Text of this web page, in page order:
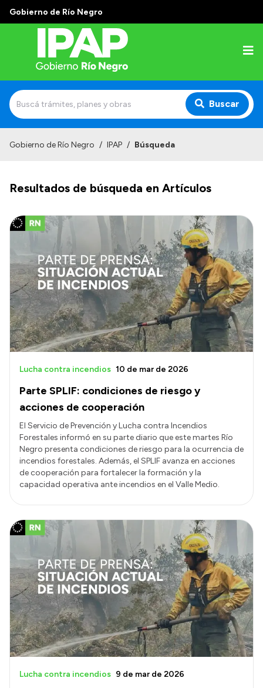
Gobierno de Río Negro
Buscar
El IPAP
Autoridades
Alumnos
Docentes y Capacitadores
Delegaciones
Normativa
Accesos directos
SIU GUARANÍ
TECNICATURAS
CAPACITACIONES
Gobierno de Río Negro / IPAP / Búsqueda
Resultados de búsqueda en Artículos
Parte SPLIF: condiciones de riesgo y
acciones de cooperación
Lucha contra incendios 10 de mar de 2026
El Servicio de Prevención y Lucha contra Incendios
Forestales informó en su parte diario que este martes Río
Negro presenta condiciones de riesgo para la ocurrencia de
incendios forestales. Además, el SPLIF avanza en acciones
de cooperación para fortalecer la formación y la
capacidad operativa ante incendios en el Valle Medio.
Lucha contra incendios 9 de mar de 2026